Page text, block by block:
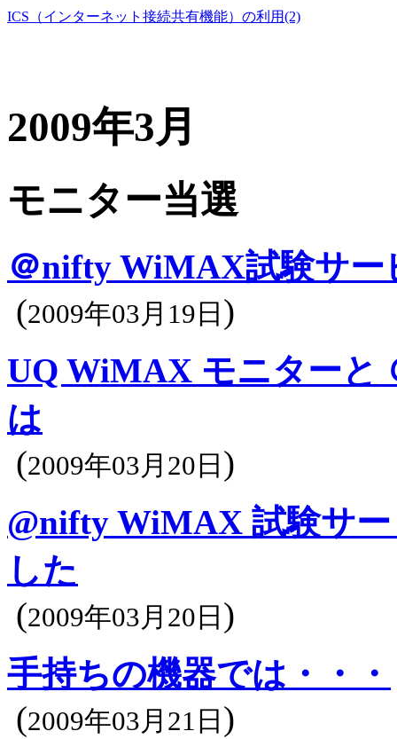
ICS（インターネット接続共有機能）の利用(2)
2009年3月
モニター当選
＠nifty WiMAX試験サー
(2009年03月19日 )
UQ WiMAX モニターと
は
(2009年03月20日 )
@nifty WiMAX 試験サ
した
(2009年03月20日 )
手持ちの機器では・・・
(2009年03月21日 )